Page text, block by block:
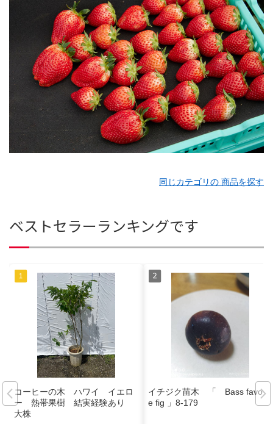
同じカテゴリの 商品を探す
ベストセラーランキングです
コーヒーの木 ハワイ イエロ
ー 熱帯果樹 結実経験あり
大株
イチジク苗木 「 Bass favorit
e fig 」8-179